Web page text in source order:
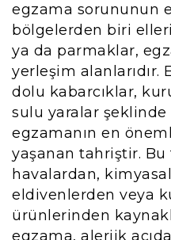
egzama sorununun
bölgelerden biri
ya da parmaklar,
yerleşim alanlarıdır.
dolu kabarcıklar,
sulu yaralar şeklinde
egzamanın en
yaşanan tahriştir.
havalardan,
eldivenlerden veya
ürünlerinden
egzama, alerjik